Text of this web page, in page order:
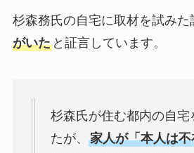
杉森務氏の自宅に取材を試みた
がいたと証言しています。
杉森氏が住む都内の自宅
たが、 家人が「本人は